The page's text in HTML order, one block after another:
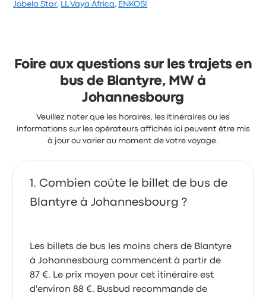
Sur un total de 1 avis, la compagnie a reçu la note de
billets. Le prix des billets Transi-Africa Tours pour ce
voyage commencer à 101 €
Jobela Star, LL Vaya Africa, ENKOSI
Foire aux questions sur les trajets en
bus de Blantyre, MW à
Johannesbourg
Veuillez noter que les horaires, les itinéraires ou les
informations sur les opérateurs affichés ici peuvent être mis
à jour ou varier au moment de votre voyage.
Combien coûte le billet de bus de
Blantyre à Johannesbourg ?
Les billets de bus les moins chers de Blantyre
à Johannesbourg commencent à partir de
87 €. Le prix moyen pour cet itinéraire est
d'environ 88 €. Busbud recommande de